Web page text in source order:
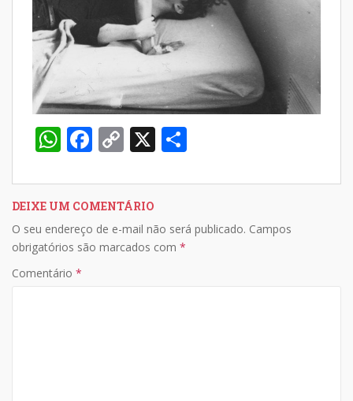
W
at
s
A
p
F
e
b
o
C
p
y
Li
X
ar
DEIXE UM COMENTÁRIO
O seu endereço de e-mail não será publicado. Campos
obrigatórios são marcados com *
Comentário *